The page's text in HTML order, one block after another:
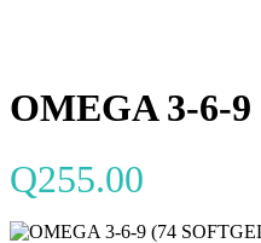
OMEGA 3-6-
Q255.00